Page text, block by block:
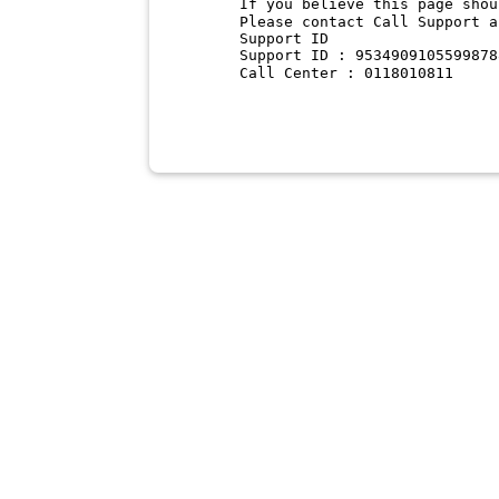
If you believe this page
Please contact Call Support
Support ID
Support ID :
Call Center : 0118010811